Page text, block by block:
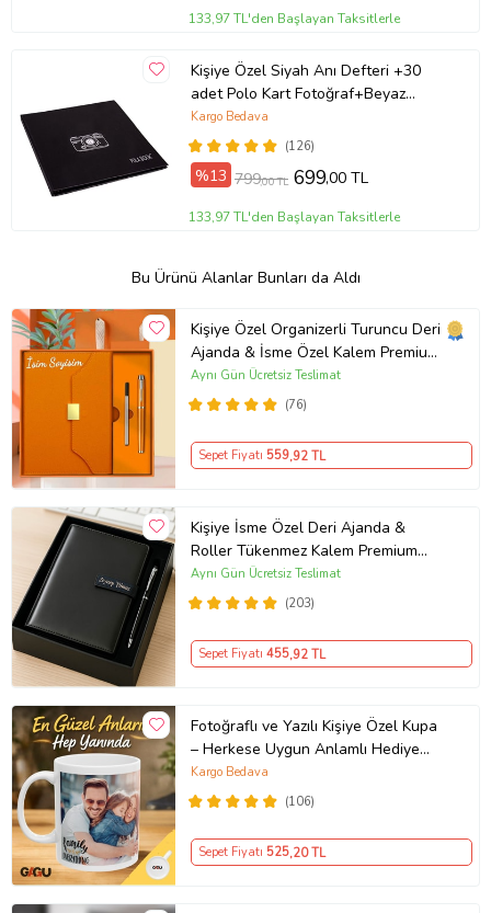
133,97 TL'den Başlayan Taksitlerle
Kişiye Özel Siyah Anı Defteri +30
adet Polo Kart Fotoğraf+Beyaz
Kalem
(126)
Kargo Bedava
%13 799,00 TL 699,00 TL
133,97 TL'den Başlayan Taksitlerle
Bu Ürünü Alanlar Bunları da Aldı
Kişiye Özel Organizerli Turuncu Deri
Ajanda & İsme Özel Kalem Premium
Hediye Seti
(76)
Aynı Gün Ücretsiz Teslimat
Sepet Fiyatı 559,92 TL
Kişiye İsme Özel Deri Ajanda &
Roller Tükenmez Kalem Premium
Kutulu Ofis İş Hediyesi
(203)
Aynı Gün Ücretsiz Teslimat
Sepet Fiyatı 455,92 TL
Fotoğraflı ve Yazılı Kişiye Özel Kupa
– Herkese Uygun Anlamlı Hediye
Porselen Baskılı Kupa (Beyaz)
(106)
Kargo Bedava
Sepet Fiyatı 525,20 TL